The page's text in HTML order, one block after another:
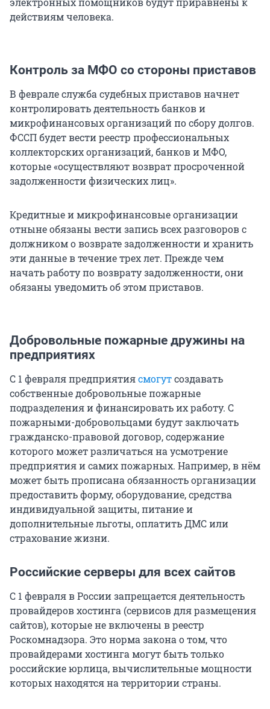
действиям человека.
Контроль за МФО со стороны приставов
В феврале служба судебных приставов начнет
контролировать деятельность банков и
микрофинансовых организаций по сбору долгов.
ФССП будет вести реестр профессиональных
коллекторских организаций, банков и МФО,
которые «осуществляют возврат просроченной
задолженности физических лиц».
Кредитные и микрофинансовые организации
отныне обязаны вести запись всех разговоров с
должником о возврате задолженности и хранить
эти данные в течение трех лет. Прежде чем
начать работу по возврату задолженности, они
обязаны уведомить об этом приставов.
Добровольные пожарные дружины на
предприятиях
С 1 февраля предприятиясмогутсоздавать
собственные добровольные пожарные
подразделения и финансировать их работу. С
пожарными-добровольцами будут заключать
гражданско-правовой договор, содержание
которого может различаться на усмотрение
предприятия и самих пожарных. Например, в нём
может быть прописана обязанность организации
предоставить форму, оборудование, средства
индивидуальной защиты, питание и
дополнительные льготы, оплатить ДМС или
страхование жизни.
Российские серверы для всех сайтов
С 1 февраля в России запрещается деятельность
провайдеров хостинга (сервисов для размещения
сайтов), которые не включены в реестр
Роскомнадзора. Это норма закона о том, что
провайдерами хостинга могут быть только
российские юрлица, вычислительные мощности
которых находятся на территории страны.